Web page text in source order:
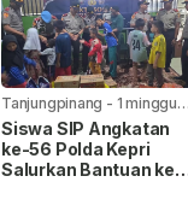
Lewat Paket Kiriman
Tanjungpinang - 1 minggu
yang lalu
Siswa SIP Angkatan
ke-56 Polda Kepri
Salurkan Bantuan ke